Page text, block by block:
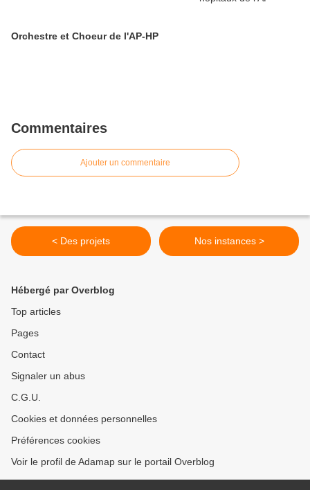
Orchestre et Choeur de l'AP-HP
Commentaires
Ajouter un commentaire
< Des projets Nos instances >
Hébergé par Overblog
Top articles
Pages
Contact
Signaler un abus
C.G.U.
Cookies et données personnelles
Préférences cookies
Voir le profil de Adamap sur le portail Overblog